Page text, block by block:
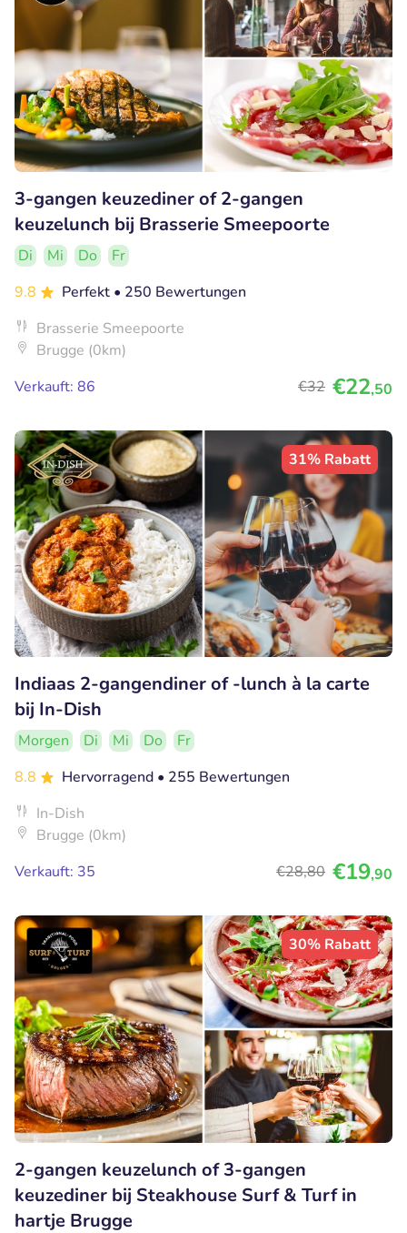
3-gangen keuzediner of 2-gangen
keuzelunch bij Brasserie Smeepoorte
Di Mi Do
Fr
9.8
Perfekt • 250 Bewertungen
Brasserie Smeepoorte
Brugge (0km)
Verkauft: 86
€32 €22,50
31% Rabatt
Indiaas 2-gangendiner of -lunch à la carte
bij In-Dish
Morgen Di Mi Do
Fr
8.8
Hervorragend • 255 Bewertungen
In-Dish
Brugge (0km)
Verkauft: 35
€28,80 €19,90
30% Rabatt
2-gangen keuzelunch of 3-gangen
keuzediner bij Steakhouse Surf & Turf in
hartje Brugge